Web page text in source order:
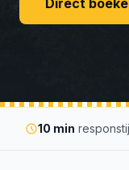
Direct
10 min